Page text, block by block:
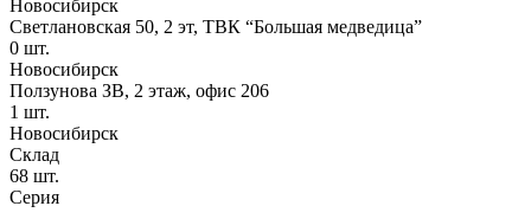
Новосибирск
Светлановская 50, 2 эт, ТВК “Большая медведица”
0 шт.
Новосибирск
Ползунова ЗВ, 2 этаж, офис 206
1 шт.
Новосибирск
Склад
68 шт.
Серия